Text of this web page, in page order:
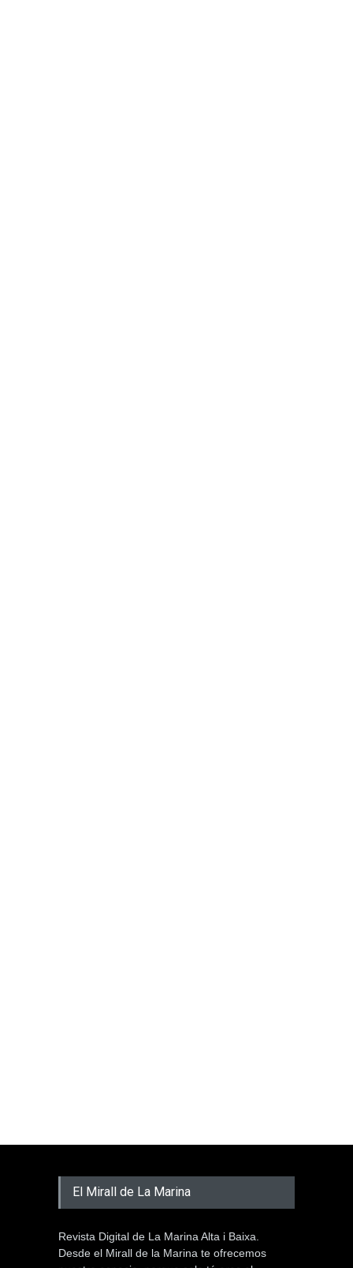
El Mirall de La Marina
Revista Digital de La Marina Alta i Baixa.
Desde el Mirall de la Marina te ofrecemos